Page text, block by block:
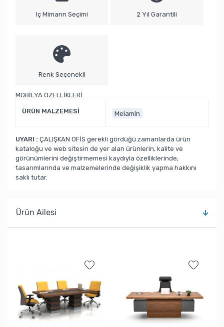
Iç Mimarın Seçimi 2 Yıl Garantili
Renk Seçenekli
MOBİLYA ÖZELLİKLERİ
ÜRÜN MALZEMESİ Melamin
UYARI : ÇALIŞKAN OFİS gerekli gördüğü zamanlarda ürün
kataloğu ve web sitesin de yer alan ürünlerin, kalite ve
görünümlerini değiştirmemesi kaydıyla özelliklerinde,
tasarımlarında ve malzemelerinde değişiklik yapma hakkını
saklı tutar.
Ürün Ailesi